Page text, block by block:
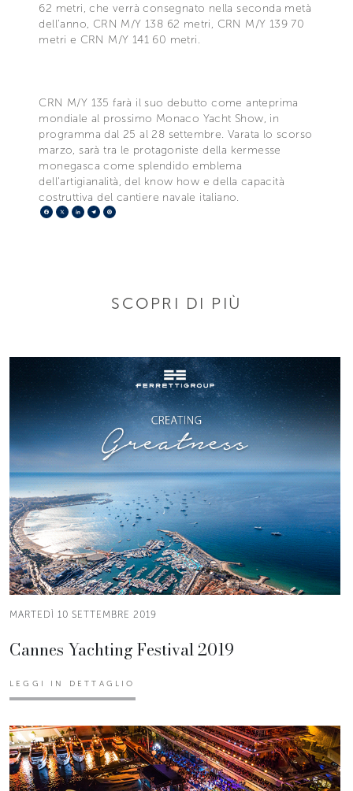
62 metri, che verrà consegnato nella seconda metà
dell’anno, CRN M/Y 138 62 metri, CRN M/Y 139 70
metri e CRN M/Y 141 60 metri.
CRN M/Y 135 farà il suo debutto come anteprima
mondiale al prossimo Monaco Yacht Show, in
programma dal 25 al 28 settembre. Varata lo scorso
marzo, sarà tra le protagoniste della kermesse
monegasca come splendido emblema
dell’artigianalità, del know how e della capacità
costruttiva del cantiere navale italiano.
Facebook
X LinkedIn
Telegram
SCOPRI DI PIÙ
MARTEDÌ 10 SETTEMBRE 2019
Cannes Yachting Festival 2019
LEGGI IN DETTAGLIO